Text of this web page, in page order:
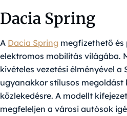
Dacia Spring
A Dacia Spring megfizethető és
elektromos mobilitás világába.
kivételes vezetési élményével
ugyanakkor stílusos megoldást
közlekedésre. A modellt
megfeleljen a városi autósok